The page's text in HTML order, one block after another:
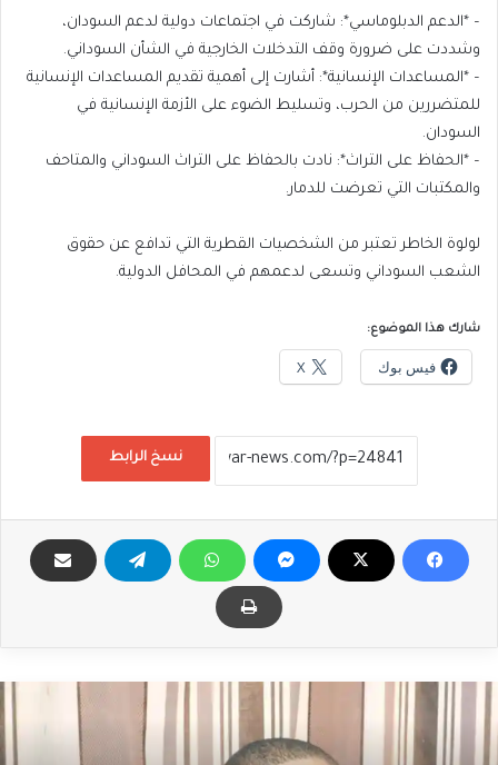
– *الدعم الدبلوماسي*: شاركت في اجتماعات دولية لدعم السودان،
وشددت على ضرورة وقف التدخلات الخارجية في الشأن السوداني.
– *المساعدات الإنسانية*: أشارت إلى أهمية تقديم المساعدات الإنسانية
للمتضررين من الحرب، وتسليط الضوء على الأزمة الإنسانية في
السودان.
– *الحفاظ على التراث*: نادت بالحفاظ على التراث السوداني والمتاحف
والمكتبات التي تعرضت للدمار.
لولوة الخاطر تعتبر من الشخصيات القطرية التي تدافع عن حقوق
الشعب السوداني وتسعى لدعمهم في المحافل الدولية.
شارك هذا الموضوع:
فيس بوك X
نسخ الرابط